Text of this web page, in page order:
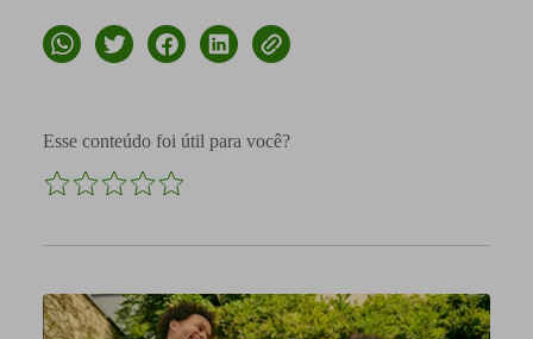
Esse conteúdo foi útil para você?